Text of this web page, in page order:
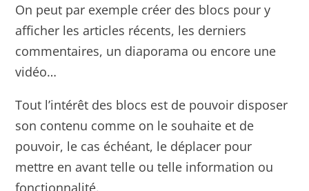
On peut par exemple créer des blocs pour y
afficher les articles récents, les derniers
commentaires, un diaporama ou encore une
vidéo…
Tout l’intérêt des blocs est de pouvoir disposer
son contenu comme on le souhaite et de
pouvoir, le cas échéant, le déplacer pour
mettre en avant telle ou telle information ou
fonctionnalité.